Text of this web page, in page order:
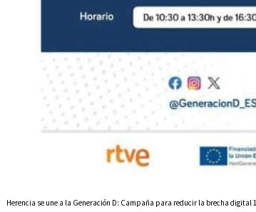
Herencia se une a la Generación D: Campaña para reducir la brecha digital 1